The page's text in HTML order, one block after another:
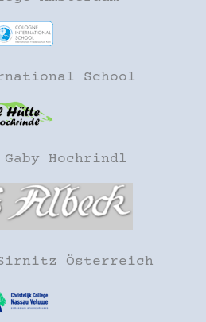
School
Hochrindl
Österreich